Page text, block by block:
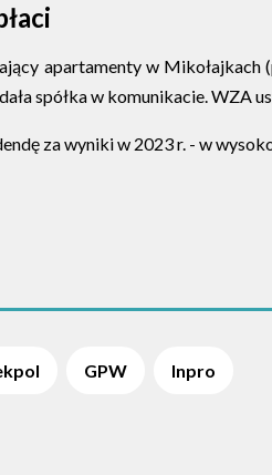
apartamenty w
spółka w komunikacie.
za wyniki w 2023 r. - w
GPW Inpro